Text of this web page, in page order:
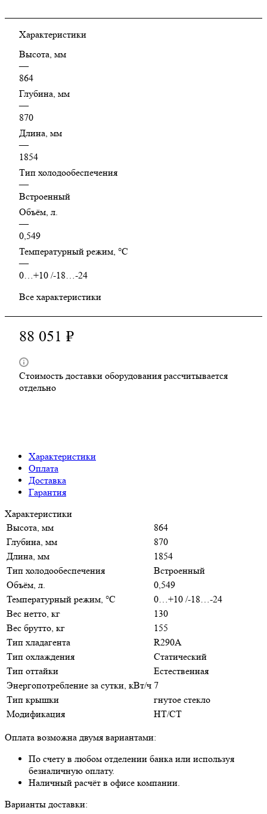
Характеристики
Высота, мм
—
864
Глубина, мм
—
870
Длина, мм
—
1854
Тип холодообеспечения
—
Встроенный
Объём, л.
—
0,549
Температурный режим, °C
—
0…+10 /-18…-24
Все характеристики
88 051 ₽
Стоимость доставки оборудования рассчитывается
отдельно
Характеристики
Оплата
Доставка
Гарантия
Характеристики
Высота, мм
864
Глубина, мм
870
Длина, мм
1854
Тип холодообеспечения
Встроенный
Объём, л.
0,549
Температурный режим, °C
0…+10 /-18…-24
Вес нетто, кг
130
Вес брутто, кг
155
Тип хладагента
R290A
Тип охлаждения
Статический
Тип оттайки
Естественная
Энергопотребление за сутки, кВт/ч 7
Тип крышки
гнутое стекло
Модификация
НТ/СТ
Оплата возможна двумя вариантами:
По счету в любом отделении банка или используя
безналичную оплату.
Наличный расчёт в офисе компании.
Варианты доставки: